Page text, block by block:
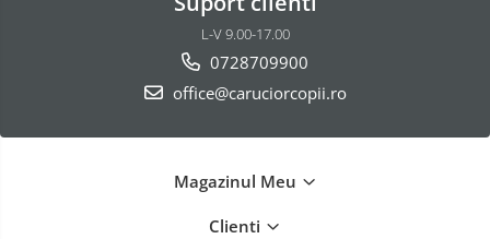
L-V 9.00-17.00
0728709900
office@caruciorcopii.ro
Magazinul Meu
Clienti